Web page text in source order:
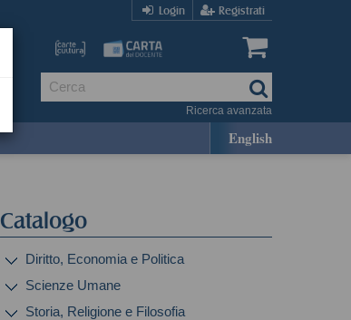
Login Registrati
Ricerca avanzata
English
Catalogo
Diritto, Economia e Politica
Scienze Umane
Storia, Religione e Filosofia